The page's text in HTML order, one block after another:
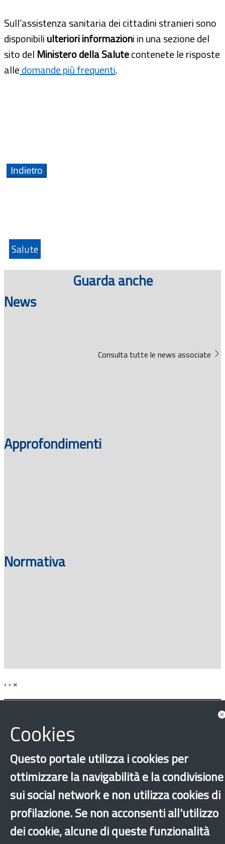
Sull’assistenza sanitaria dei cittadini stranieri sono
disponibiliulteriori informazioni in una sezione del
sito del Ministero della Salutecontenete le risposte
alledomande più frequenti.
Salute
Guarda anche
News
Consulta tutte le news associate
Approfondimenti
Normativa
‹ › ×
Cookies
Questo portale utilizza i cookies per
ottimizzare la navigabilità e la condivisione
sui social network e non utilizza cookies di
profilazione. Se non acconsenti all'utilizzo
dei cookie, alcune di queste funzionalità
Dichiarazione di accessibilità